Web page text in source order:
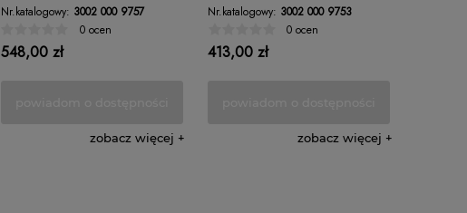
Nr.katalogowy: 3002 000 9757
0 ocen
548,00 zł
zobacz więcej
Nr.katalogowy: 3002 000 9753
0 ocen
413,00 zł
zobacz więcej